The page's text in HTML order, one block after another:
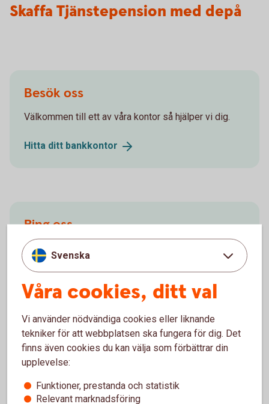
Skaffa Tjänstepension med depå
Besök oss
Välkommen till ett av våra kontor så hjälper vi dig.
Hitta ditt bankkontor
Ring oss
Ring oss för att få hjälp med företagets affärer.
Försäkringsgivare
Swedbank Försäkring AB
Svenska
Våra cookies, ditt val
Vi använder nödvändiga cookies eller liknande
tekniker för att webbplatsen ska fungera för dig. Det
finns även cookies du kan välja som förbättrar din
upplevelse:
Funktioner, prestanda och statistik
Relevant marknadsföring